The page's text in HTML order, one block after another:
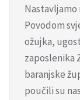
Nastavljamo
Povodom
ožujka,
zaposlenika
baranjske
poučili su